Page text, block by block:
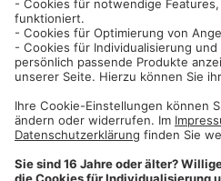
Informationen
Impressum
Datenschutzhinweise
AGB und Widerrufsbelehrung
Dehner Unternehmen
Cookie-Einstellungen